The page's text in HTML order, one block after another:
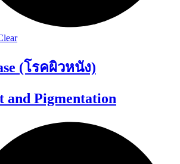
(โรคผิวหนัง)
and Pigmentation